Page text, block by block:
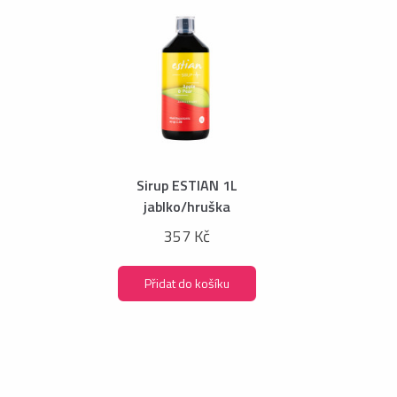
Sirup ESTIAN 1L
jablko/hruška
357 Kč
Přidat do košíku